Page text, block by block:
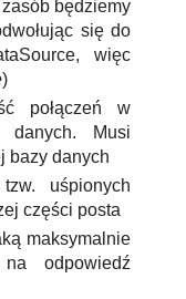
będziemy
się do
więc
)
połączeń w
danych. Musi
bazy danych
uśpionych
części posta
maksymalnie
odpowiedź